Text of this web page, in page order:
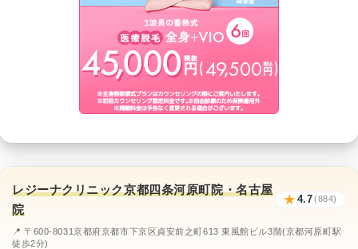
レジーナクリニック京都四条河原町院・名古屋
院
★ 4.7(884)
📍 〒600-8031京都府京都市下京区貞安前之町613 東風館ビル3階(京都河原町駅
徒歩2分)